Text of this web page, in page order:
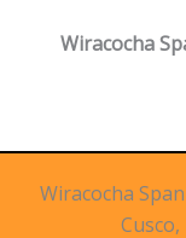
Wiracocha
Wiracocha